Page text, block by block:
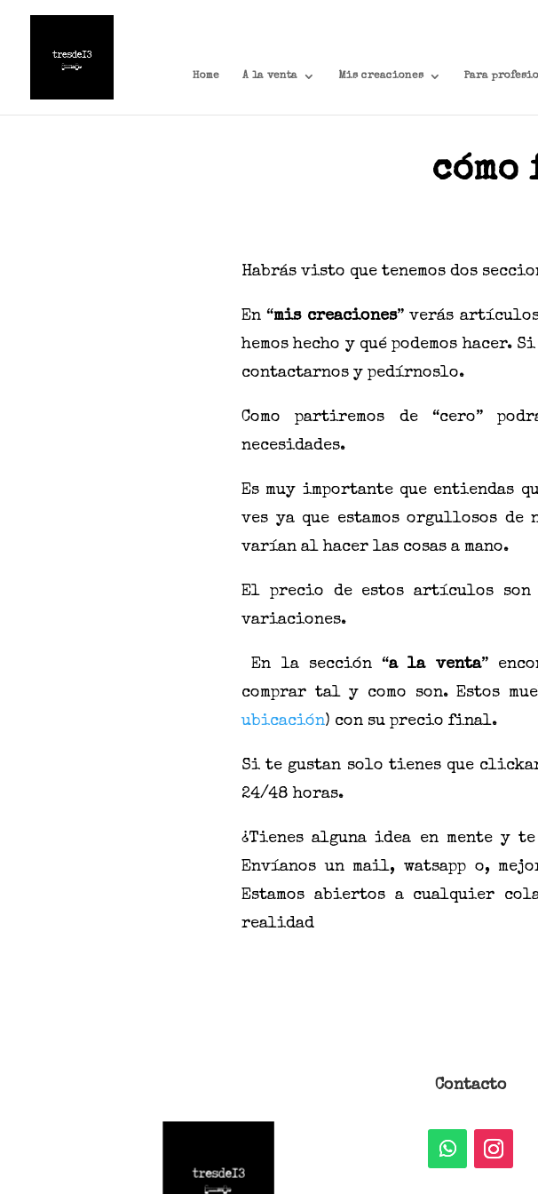
Home A la venta Mis creaciones Para
cómo
Habrás visto que tenemos dos
En “mis creaciones” verás
hemos hecho y qué podemos hacer. Si
contactarnos y pedírnoslo.
Como partiremos de “cero”
necesidades.
Es muy importante que entiendas
ves ya que estamos orgullosos
varían al hacer las cosas a mano.
El precio de estos artículos son
variaciones.
En la sección “a la venta”
comprar tal y como son. Estos
ubicación) con su precio final.
Si te gustan solo tienes que
24/48 horas.
¿Tienes alguna idea en mente y
Envíanos un mail, watsapp o,
Estamos abiertos a cualquier
realidad
Contacto